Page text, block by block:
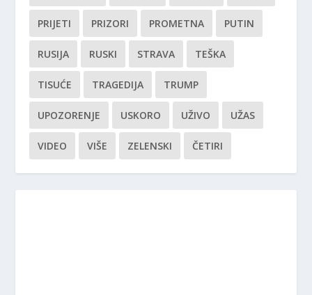
PRIJETI PRIZORI PROMETNA PUTIN
RUSIJA RUSKI STRAVA TEŠKA
TISUĆE TRAGEDIJA TRUMP
UPOZORENJE USKORO UŽIVO UŽAS
VIDEO VIŠE ZELENSKI ČETIRI